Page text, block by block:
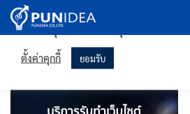
Skipเราใช้คุกกี้ในเว็บไซต์ของเราเพื่อให้คุณได้
มากที่สุดโดยจดจำการตั้งค่าของคุณและเ
แสดงว่าคุณยินยอมให้ใช้คุกกี้ทั้งหมด
ตั้งค่าคุกกี้ ยอมรับ